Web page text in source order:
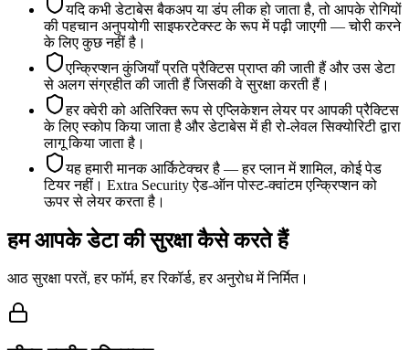
यदि कभी डेटाबेस बैकअप या डंप लीक हो जाता है, तो आपके रोगियों
की पहचान अनुपयोगी साइफरटेक्स्ट के रूप में पढ़ी जाएगी — चोरी करने
के लिए कुछ नहीं है।
एन्क्रिप्शन कुंजियाँ प्रति प्रैक्टिस प्राप्त की जाती हैं और उस डेटा
से अलग संग्रहीत की जाती हैं जिसकी वे सुरक्षा करती हैं।
हर क्वेरी को अतिरिक्त रूप से एप्लिकेशन लेयर पर आपकी प्रैक्टिस
के लिए स्कोप किया जाता है और डेटाबेस में ही रो-लेवल सिक्योरिटी द्वारा
लागू किया जाता है।
यह हमारी मानक आर्किटेक्चर है — हर प्लान में शामिल, कोई पेड
टियर नहीं। Extra Security ऐड-ऑन पोस्ट-क्वांटम एन्क्रिप्शन को
ऊपर से लेयर करता है।
हम आपके डेटा की सुरक्षा कैसे करते हैं
आठ सुरक्षा परतें, हर फॉर्म, हर रिकॉर्ड, हर अनुरोध में निर्मित।